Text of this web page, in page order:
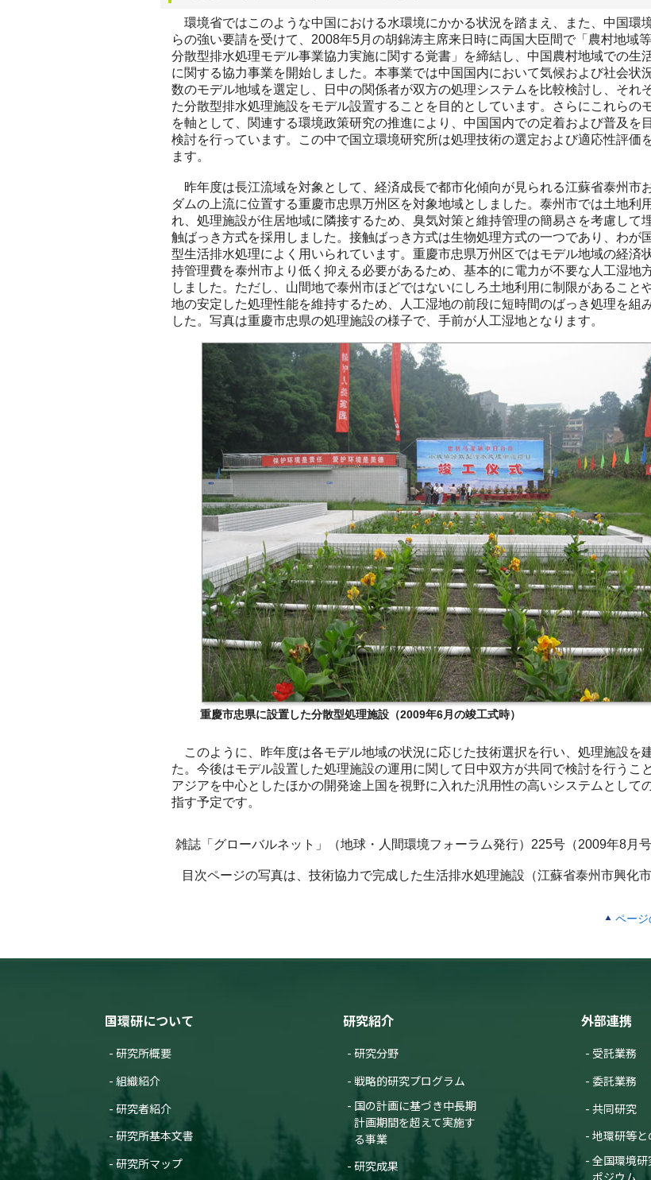
環境省ではこのような中国における水環境にかかる状況を踏まえ、また、中国環
らの強い要請を受けて、2008年5月の胡錦涛主席来日時に両国大臣間で「農村地域
分散型排水処理モデル事業協力実施に関する覚書」を締結し、中国農村地域での生
に関する協力事業を開始しました。本事業では中国国内において気候および社会状
数のモデル地域を選定し、日中の関係者が双方の処理システムを比較検討し、それ
た分散型排水処理施設をモデル設置することを目的としています。さらにこれらの
を軸として、関連する環境政策研究の推進により、中国国内での定着および普及を
検討を行っています。この中で国立環境研究所は処理技術の選定および適応性評価
ます。
昨年度は長江流域を対象として、経済成長で都市化傾向が見られる江蘇省泰州市
ダムの上流に位置する重慶市忠県万州区を対象地域としました。泰州市では土地利
れ、処理施設が住居地域に隣接するため、臭気対策と維持管理の簡易さを考慮して
触ばっき方式を採用しました。接触ばっき方式は生物処理方式の一つであり、わが
型生活排水処理によく用いられています。重慶市忠県万州区ではモデル地域の経済
持管理費を泰州市より低く抑える必要があるため、基本的に電力が不要な人工湿地
しました。ただし、山間地で泰州市ほどではないにしろ土地利用に制限があること
地の安定した処理性能を維持するため、人工湿地の前段に短時間のばっき処理を組
した。写真は重慶市忠県の処理施設の様子で、手前が人工湿地となります。
重慶市忠県に設置した分散型処理施設（2009年6月の竣工式時）
このように、昨年度は各モデル地域の状況に応じた技術選択を行い、処理施設を
た。今後はモデル設置した処理施設の運用に関して日中双方が共同で検討を行うこ
アジアを中心としたほかの開発途上国を視野に入れた汎用性の高いシステムとして
指す予定です。
雑誌「グローバルネット」（地球・人間環境フォーラム発行）225号（2009年8月
目次ページの写真は、技術協力で完成した生活排水処理施設（江蘇省泰州市興化
ページ
国環研について
研究所概要
組織紹介
研究者紹介
研究所基本文書
研究所マップ
研究紹介
研究分野
戦略的研究プログラム
国の計画に基づき中長期
計画期間を超えて実施す
る事業
研究成果
外部連携
受託業務
委託業務
共同研究
地環研等
全国環境